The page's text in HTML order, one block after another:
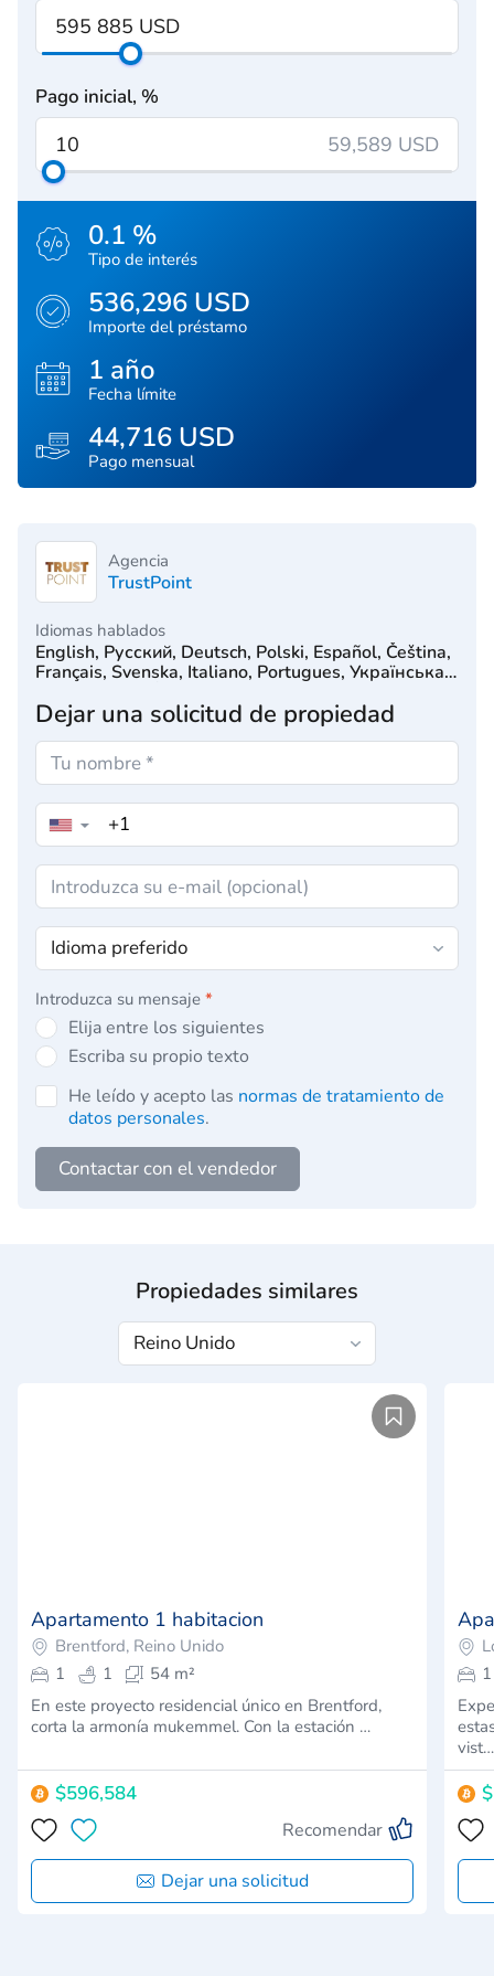
Pago inicial, %
59,589 USD
0.1 %
Tipo de interés
536,296 USD
Importe del préstamo
1 año
Fecha límite
44,716 USD
Pago mensual
Agencia
TrustPoint
Idiomas hablados
English, Русский, Deutsch, Polski, Español, Čeština,
Français, Svenska, Italiano, Portugues, Українська,
Dejar una solicitud de propiedad
▼
Introduzca su mensaje *
Elija entre los siguientes
Escriba su propio texto
He leído y acepto las normas de tratamiento de
datos personales.
Contactar con el vendedor
Propiedades similares
Apartamento 1 habitacion
Brentford, Reino Unido
1
1
54 m²
En este proyecto residencial único en Brentford,
corta la armonía mukemmel. Con la estación …
$596,584
Recomendar
Dejar una solicitud
1
vist…